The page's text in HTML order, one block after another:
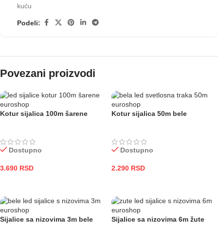
kuću
Podeli:
Povezani proizvodi
Kotur sijalica 100m šarene
Dostupno
3.690 RSD
Kotur sijalica 50m bele
Dostupno
2.290 RSD
Sijalice sa nizovima 3m bele Sijalice sa nizovima 6m žute